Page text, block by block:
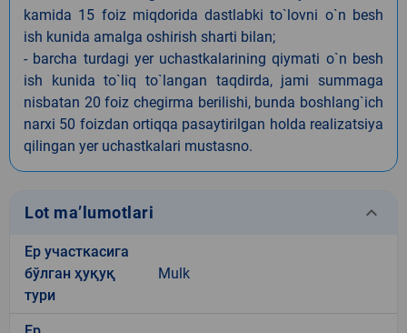
kamida 15 foiz miqdorida dastlabki to`lovni o`n besh
ish kunida amalga oshirish sharti bilan;
- barcha turdagi yer uchastkalarining qiymati o`n besh
ish kunida to`liq to`langan taqdirda, jami summaga
nisbatan 20 foiz chegirma berilishi, bunda boshlang`ich
narxi 50 foizdan ortiqqa pasaytirilgan holda realizatsiya
qilingan yer uchastkalari mustasno.
Lot ma’lumotlari keyboard_arrow_down
Ер участкасига
бўлган ҳуқуқ
тури
Mulk